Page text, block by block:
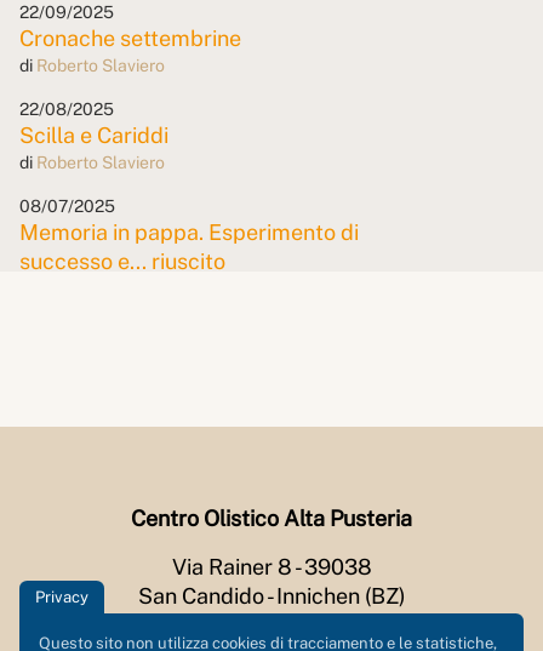
22/09/2025
Cronache settembrine
di Roberto Slaviero
22/08/2025
Scilla e Cariddi
di Roberto Slaviero
08/07/2025
Memoria in pappa. Esperimento di
successo e... riuscito
09/05/2025
diRoberto Slaviero
Centro Olistico Alta Pusteria
Via Rainer 8 - 39038
San Candido - Innichen (BZ)
P.iva: 03057270211
Privacy
Questo sito non utilizza cookies di tracciamento e le statistiche,